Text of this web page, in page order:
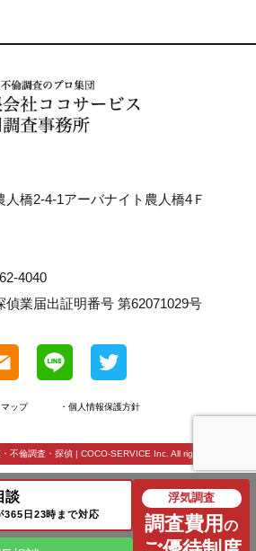
橋2-4-1アーバナイト農人橋4Ｆ
4040
業届出証明番号 第62071029号
マップ ・個人情報保護方針
不倫調査・探偵 | COCO-SERVICE Inc. All rights reserved.
談
365日23時まで対応
浮気調査
調査費用の